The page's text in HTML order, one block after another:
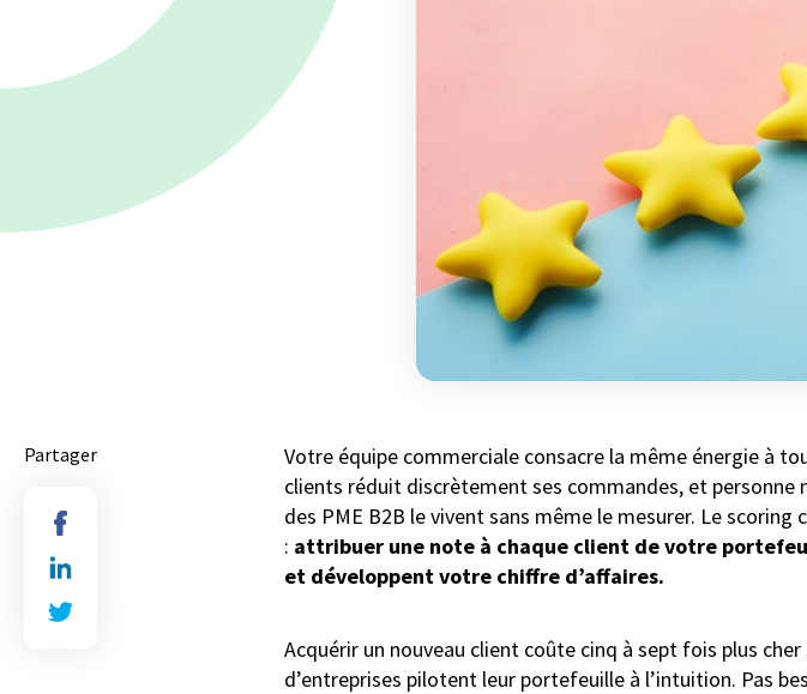
Votre équipe commerciale consacre la même énergie à
clients réduit discrètement ses commandes, et personne
des PME B2B le vivent sans même le mesurer. Le
: attribuer une note à chaque client de votre
et développent votre chiffre d’affaires.
Acquérir un nouveau client coûte cinq à sept fois plus
d’entreprises pilotent leur portefeuille à l’intuition. Pas
Partager